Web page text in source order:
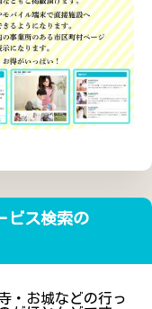
ビス検索の
・お城などの行っ